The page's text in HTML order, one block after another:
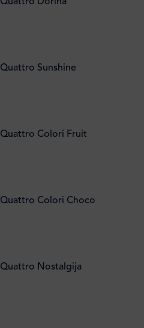
Quattro Sunshine
Quattro Colori Fruit
Quattro Colori Choco
Quattro Nostalgija